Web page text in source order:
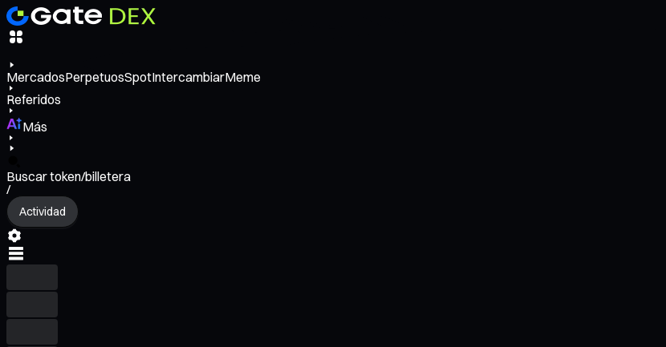
MercadosPerpetuosSpotIntercambiarMeme
Referidos
Más
Buscar token/billetera
/
Actividad